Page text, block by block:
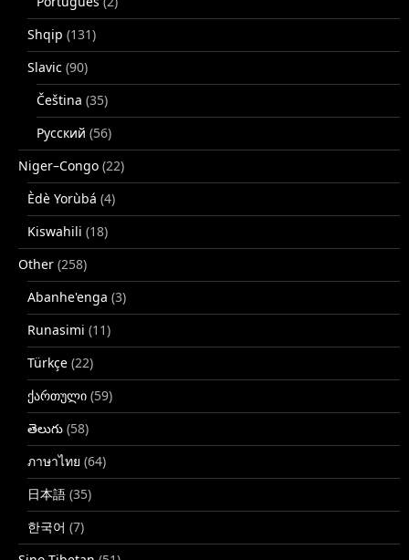
Shqip (131)
Slavic (90)
Čeština (35)
Русский (56)
Niger–Congo (22)
Èdè Yorùbá (4)
Kiswahili (18)
Other (258)
Abanhe'enga (3)
Runasimi (11)
Türkçe (22)
ქართული (59)
తెలుగు (58)
ภาษาไทย (64)
日本語 (35)
한국어 (7)